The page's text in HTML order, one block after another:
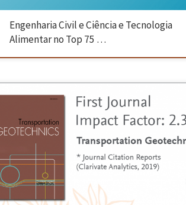
Engenharia Civil e Ciência e Tecnologia
Alimentar no Top 75 …
A revista internacional da Elsevier “Transportation Geotechnics”
recebe o 1º fator de impacto pela Clarivate Analytics e é a 1ª
classificada com editor português, Professor António Gomes Correia,
no ranking da categoria em Engenharia Civil e ocupa o top 20 no
ranking de Engenharia Geotécnica e Geologia da SCOPUS.
A “Transportation […]